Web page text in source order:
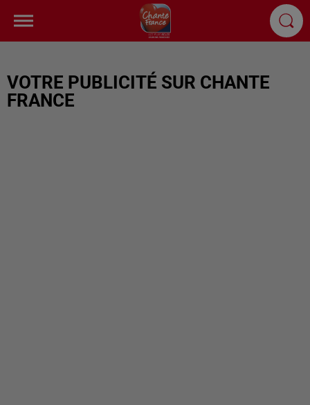
VOTRE PUBLICITÉ SUR CHANTE
FRANCE